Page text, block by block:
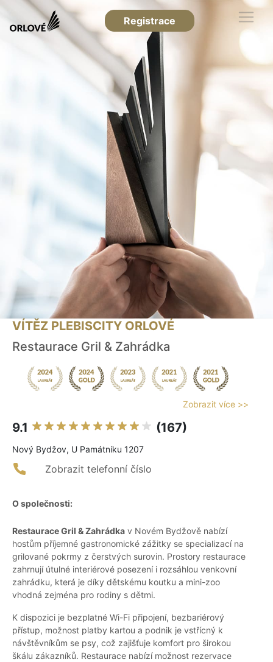
Registrace
VÍTĚZ PLEBISCITY ORLOVÉ
Restaurace Gril & Zahrádka
Zobrazit více >>
9.1 (167)
Nový Bydžov, U Památníku 1207
Zobrazit telefonní číslo
O společnosti:
Restaurace Gril & Zahrádka v Novém Bydžově nabízí
hostům příjemné gastronomické zážitky se specializací na
grilované pokrmy z čerstvých surovin. Prostory restaurace
zahrnují útulné interiérové posezení i rozsáhlou venkovní
zahrádku, která je díky dětskému koutku a mini-zoo
vhodná zejména pro rodiny s dětmi.
K dispozici je bezplatné Wi-Fi připojení, bezbariérový
přístup, možnost platby kartou a podnik je vstřícný k
návštěvníkům se psy, což zajišťuje komfort pro širokou
škálu zákazníků. Restaurace nabízí možnost rezervace